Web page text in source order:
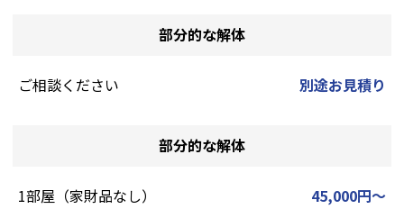
部分的な解体
ご相談ください 別途お見積り
部分的な解体
1部屋（家財品なし） 45,000円～